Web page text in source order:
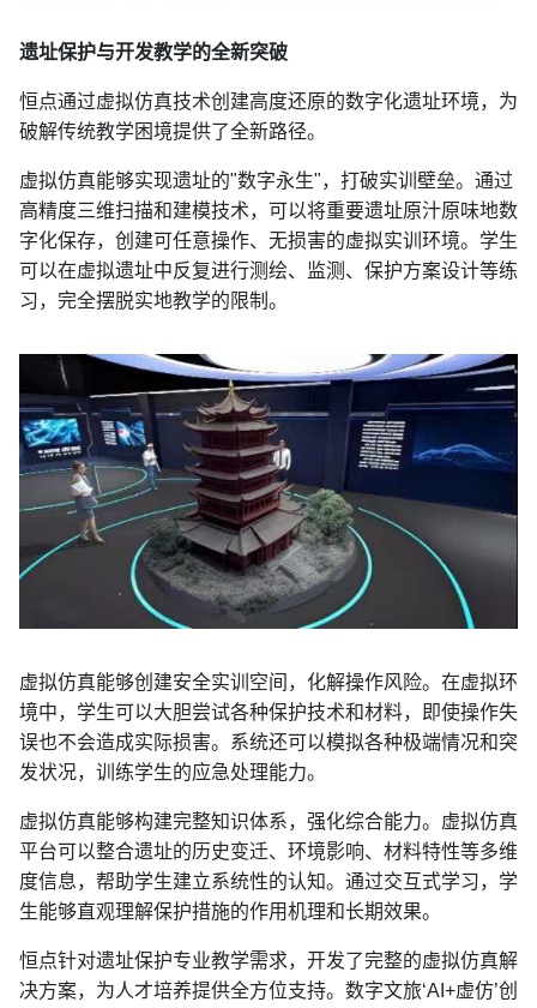
遗址保护与开发教学的全新突破
恒点通过虚拟仿真技术创建高度还原的数字化遗址环境，为
破解传统教学困境提供了全新路径。
虚拟仿真能够实现遗址的"数字永生"，打破实训壁垒。通过
高精度三维扫描和建模技术，可以将重要遗址原汁原味地数
字化保存，创建可任意操作、无损害的虚拟实训环境。学生
可以在虚拟遗址中反复进行测绘、监测、保护方案设计等练
习，完全摆脱实地教学的限制。
虚拟仿真能够创建安全实训空间，化解操作风险。在虚拟环
境中，学生可以大胆尝试各种保护技术和材料，即使操作失
误也不会造成实际损害。系统还可以模拟各种极端情况和突
发状况，训练学生的应急处理能力。
虚拟仿真能够构建完整知识体系，强化综合能力。虚拟仿真
平台可以整合遗址的历史变迁、环境影响、材料特性等多维
度信息，帮助学生建立系统性的认知。通过交互式学习，学
生能够直观理解保护措施的作用机理和长期效果。
恒点针对遗址保护专业教学需求，开发了完整的虚拟仿真解
决方案，为人才培养提供全方位支持。数字文旅‘AI+虚仿’创